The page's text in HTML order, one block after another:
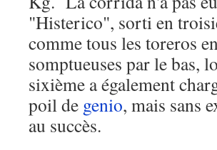
"Histerico", sorti en
comme tous les toreros
somptueuses par le bas,
sixième a également
poil de genio, mais sans
au succès.